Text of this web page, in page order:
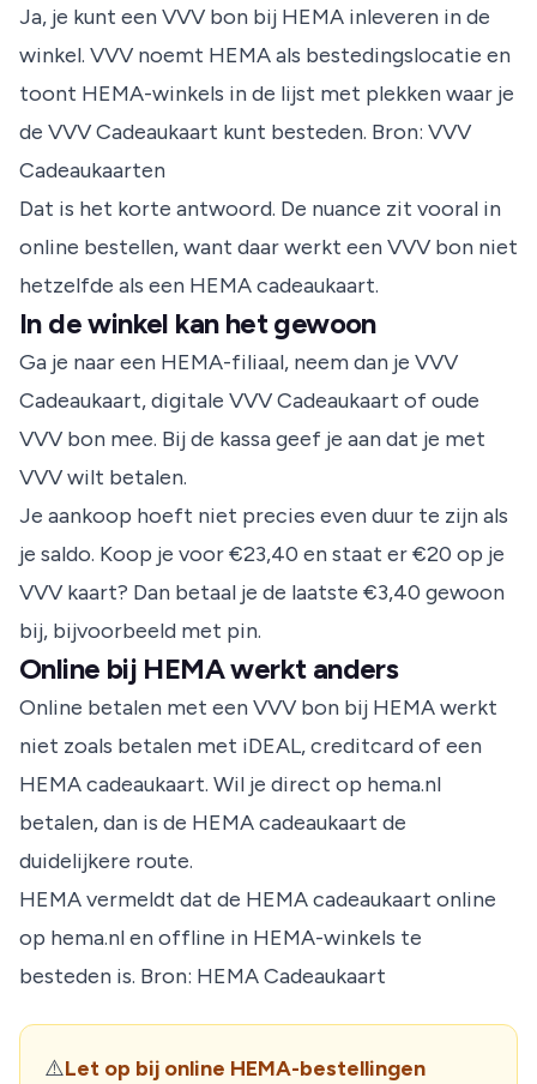
Ja, je kunt een VVV bon bij HEMA inleveren in de
winkel. VVV noemt HEMA als bestedingslocatie en
toont HEMA-winkels in de lijst met plekken waar je
de VVV Cadeaukaart kunt besteden. Bron: VVV
Cadeaukaarten
Dat is het korte antwoord. De nuance zit vooral in
online bestellen, want daar werkt een VVV bon niet
hetzelfde als een HEMA cadeaukaart.
In de winkel kan het gewoon
Ga je naar een HEMA-filiaal, neem dan je VVV
Cadeaukaart, digitale VVV Cadeaukaart of oude
VVV bon mee. Bij de kassa geef je aan dat je met
VVV wilt betalen.
Je aankoop hoeft niet precies even duur te zijn als
je saldo. Koop je voor €23,40 en staat er €20 op je
VVV kaart? Dan betaal je de laatste €3,40 gewoon
bij, bijvoorbeeld met pin.
Online bij HEMA werkt anders
Online betalen met een VVV bon bij HEMA werkt
niet zoals betalen met iDEAL, creditcard of een
HEMA cadeaukaart. Wil je direct op hema.nl
betalen, dan is de HEMA cadeaukaart de
duidelijkere route.
HEMA vermeldt dat de HEMA cadeaukaart online
op hema.nl en offline in HEMA-winkels te
besteden is. Bron: HEMA Cadeaukaart
⚠️Let op bij online HEMA-bestellingen